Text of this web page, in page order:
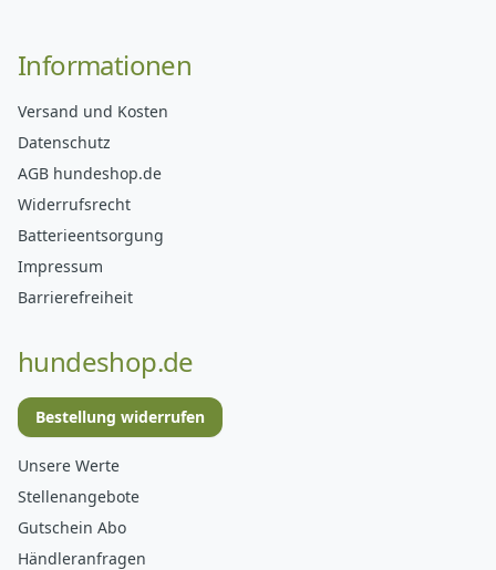
Informationen
Versand und Kosten
Datenschutz
AGB hundeshop.de
Widerrufsrecht
Batterieentsorgung
Impressum
Barrierefreiheit
hundeshop.de
Bestellung widerrufen
Unsere Werte
Stellenangebote
Gutschein Abo
Händleranfragen